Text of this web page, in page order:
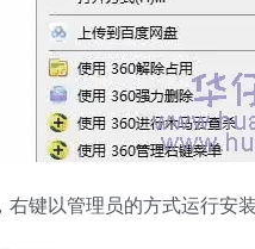
键以管理员的方式运行安装